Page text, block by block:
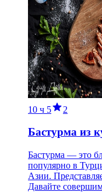
10 ч 5 2
Бастурма из
Бастурма — это
популярно в
Азии.
Давайте